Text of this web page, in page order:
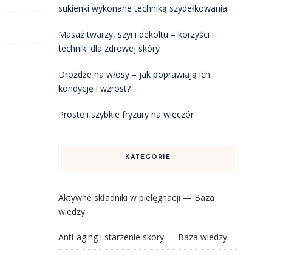
sukienki wykonane techniką szydełkowania
Masaż twarzy, szyi i dekoltu – korzyści i
techniki dla zdrowej skóry
Drożdże na włosy – jak poprawiają ich
kondycję i wzrost?
Proste i szybkie fryzury na wieczór
KATEGORIE
Aktywne składniki w pielęgnacji — Baza
wiedzy
Anti-aging i starzenie skóry — Baza wiedzy